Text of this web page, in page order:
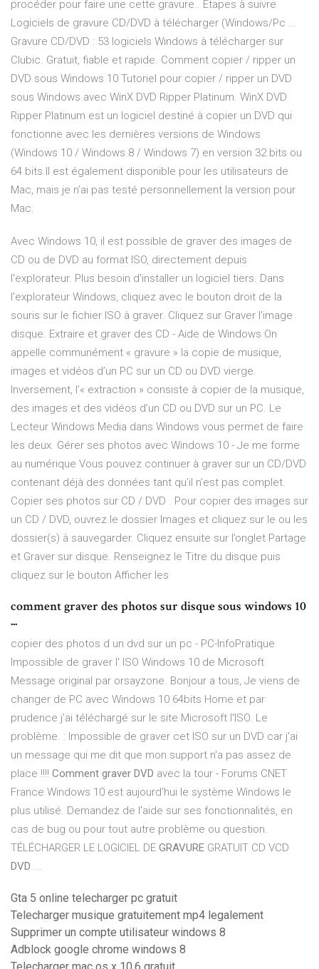
procéder pour faire une cette gravure.. Etapes à suivre
Logiciels de gravure CD/DVD à télécharger (Windows/Pc ...
Gravure CD/DVD : 53 logiciels Windows à télécharger sur
Clubic. Gratuit, fiable et rapide. Comment copier / ripper un
DVD sous Windows 10 Tutoriel pour copier / ripper un DVD
sous Windows avec WinX DVD Ripper Platinum. WinX DVD
Ripper Platinum est un logiciel destiné à copier un DVD qui
fonctionne avec les dernières versions de Windows
(Windows 10 / Windows 8 / Windows 7) en version 32 bits ou
64 bits.Il est également disponible pour les utilisateurs de
Mac, mais je n’ai pas testé personnellement la version pour
Mac.
Avec Windows 10, il est possible de graver des images de
CD ou de DVD au format ISO, directement depuis
l'explorateur. Plus besoin d'installer un logiciel tiers. Dans
l'explorateur Windows, cliquez avec le bouton droit de la
souris sur le fichier ISO à graver. Cliquez sur Graver l'image
disque. Extraire et graver des CD - Aide de Windows On
appelle communément « gravure » la copie de musique,
images et vidéos d’un PC sur un CD ou DVD vierge.
Inversement, l’« extraction » consiste à copier de la musique,
des images et des vidéos d’un CD ou DVD sur un PC. Le
Lecteur Windows Media dans Windows vous permet de faire
les deux. Gérer ses photos avec Windows 10 - Je me forme
au numérique Vous pouvez continuer à graver sur un CD/DVD
contenant déjà des données tant qu’il n’est pas complet.
Copier ses photos sur CD / DVD . Pour copier des images sur
un CD / DVD, ouvrez le dossier Images et cliquez sur le ou les
dossier(s) à sauvegarder. Cliquez ensuite sur l’onglet Partage
et Graver sur disque. Renseignez le Titre du disque puis
cliquez sur le bouton Afficher les
comment graver des photos sur disque sous windows 10
...
copier des photos d un dvd sur un pc - PC-InfoPratique
Impossible de graver l' ISO Windows 10 de Microsoft
Message original par orsayzone. Bonjour a tous, Je viens de
changer de PC avec Windows 10 64bits Home et par
prudence j'ai téléchargé sur le site Microsoft l'ISO. Le
problème. : Impossible de graver cet ISO sur un DVD car j'ai
un message qui me dit que mon support n'a pas assez de
place !!!! Comment graver DVD avec la tour - Forums CNET
France Windows 10 est aujourd'hui le système Windows le
plus utilisé. Demandez de l'aide sur ses fonctionnalités, en
cas de bug ou pour tout autre problème ou question.
TÉLÉCHARGER LE LOGICIEL DE GRAVURE GRATUIT CD VCD
DVD ...
Gta 5 online telecharger pc gratuit
Telecharger musique gratuitement mp4 legalement
Supprimer un compte utilisateur windows 8
Adblock google chrome windows 8